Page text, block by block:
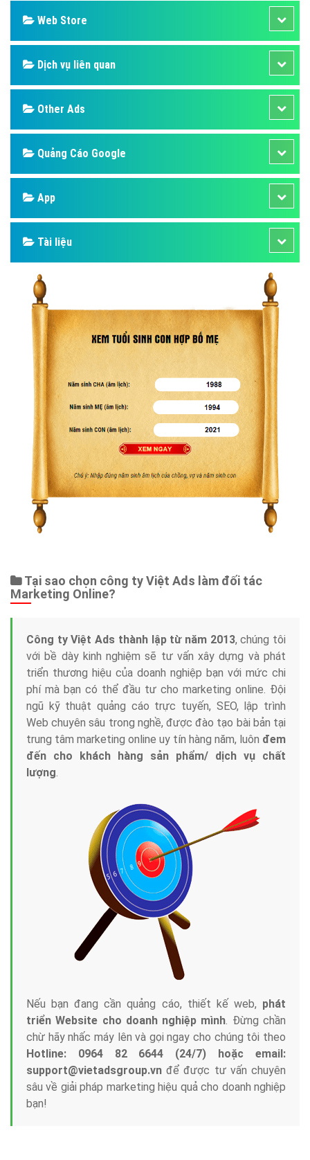
Web Store
Dịch vụ liên quan
Other Ads
Quảng Cáo Google
App
Tài liệu
Tại sao chọn công ty Việt Ads làm đối tác
Marketing Online?
Công ty Việt Ads thành lập từ năm 2013, chúng tôi
với bề dày kinh nghiệm sẽ tư vấn xây dựng và phát
triển thương hiệu của doanh nghiệp bạn với mức chi
phí mà bạn có thể đầu tư cho marketing online. Đội
ngũ kỹ thuật quảng cáo trực tuyến, SEO, lập trình
Web chuyên sâu trong nghề, được đào tạo bài bản tại
trung tâm marketing online uy tín hàng năm, luôn đem
đến cho khách hàng sản phẩm/ dịch vụ chất
lượng.
Nếu bạn đang cần quảng cáo, thiết kế web, phát
triển Website cho doanh nghiệp mình. Đừng chần
chừ hãy nhấc máy lên và gọi ngay cho chúng tôi theo
Hotline: 0964 82 6644 (24/7) hoặc email:
support@vietadsgroup.vn để được tư vấn chuyên
sâu về giải pháp marketing hiệu quả cho doanh nghiệp
bạn!